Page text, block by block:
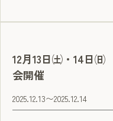
12月13日㈯・14日
会開催
2025.12.13〜2025.12.14